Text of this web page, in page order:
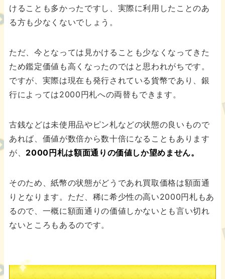
けることも多かったですし、実際に利用したことのあ
る方も少なくないでしょう。
ただ、今となっては見かけることも少なくなってきた
ため鑑定価値も高くなったのではと思われがちです。
ですが、実際は現在も発行されている貨幣であり、銀
行によっては2000円札への両替もできます。
古銭などは未使用品やピン札などの状態の良いもので
あれば、価値が数倍から数十倍になることもあります
が、 2000円札は額面通りの価値しか望めません。
そのため、紙幣の状態がどうであれ買取価格は額面通
りとなります。ただ、稀に希少性の高い2000円札もあ
るので、一概に額面通りの価値しかないとも言い切れ
ないところもあるのです。